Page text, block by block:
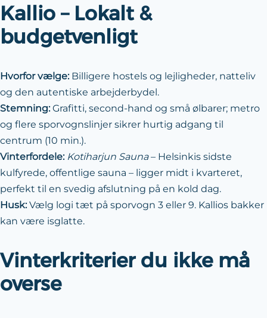
Kallio – Lokalt &
budgetvenligt
Hvorfor vælge:Billigere hostels og lejligheder, natteliv
og den autentiske arbejderbydel.
Stemning:Grafitti, second-hand og små ølbarer; metro
og flere sporvognslinjer sikrer hurtig adgang til
centrum (10 min.).
Vinterfordele: Kotiharjun Sauna– Helsinkis sidste
kulfyrede, offentlige sauna – ligger midt i kvarteret,
perfekt til en svedig afslutning på en kold dag.
Husk:Vælg logi tæt på sporvogn 3 eller 9. Kallios bakker
kan være isglatte.
Vinterkriterier du ikke må
overse